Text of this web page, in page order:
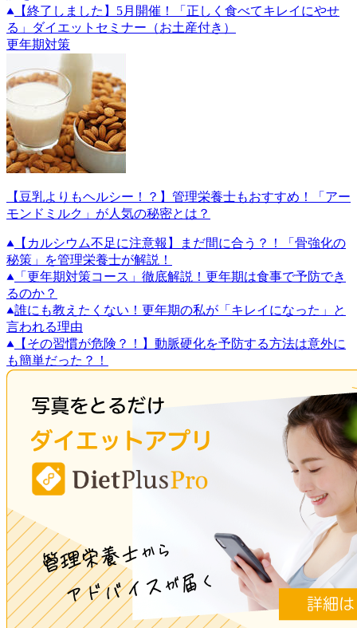
【終了しました】5月開催！「正しく食べてキレイにやせ
る」ダイエットセミナー（お土産付き）
更年期対策
【豆乳よりもヘルシー！？】管理栄養士もおすすめ！「アー
モンドミルク」が人気の秘密とは？
【カルシウム不足に注意報】まだ間に合う？！「骨強化の
秘策」を管理栄養士が解説！
「更年期対策コース」徹底解説！更年期は食事で予防でき
るのか？
誰にも教えたくない！更年期の私が「キレイになった」と
言われる理由
【その習慣が危険？！】動脈硬化を予防する方法は意外に
も簡単だった？！